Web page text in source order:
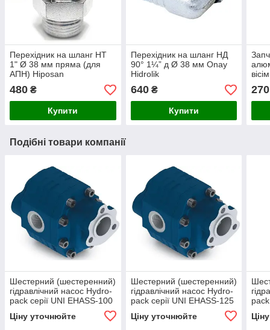
Перехідник на шланг НТ
1" Ø 38 мм пряма (для
АПН) Hiposan
480 ₴
Купити
Перехідник на шланг НД
90° 1¼” д Ø 38 мм Onay
Hidrolik
640₴
Купити
270
Подібні товари компанії
Шестерний (шестеренний)
гідравлічний насос Hydro-
pack серії UNI EHASS-100
Ціну уточнюйте
Шестерний (шестеренний)
гідравлічний насос Hydro-
pack серії UNI EHASS-125
Ціну уточнюйте